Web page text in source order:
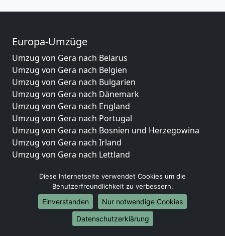
Europa-Umzüge
Umzug von Gera nach Belarus
Umzug von Gera nach Belgien
Umzug von Gera nach Bulgarien
Umzug von Gera nach Dänemark
Umzug von Gera nach England
Umzug von Gera nach Portugal
Umzug von Gera nach Bosnien und Herzegowina
Umzug von Gera nach Irland
Umzug von Gera nach Lettland
Umzug von Gera nach Kroatien
Umzug von Gera nach Estland
Umzug von Gera nach Finnland
Umzug von Gera nach Frankreich
Umzug von Gera nach Griechenland
Diese Internetseite verwendet Cookies um die
Benutzerfreundlichkeit zu verbessern.
Einverstanden
Nur notwendige Cookies
Datenschutzerklärung